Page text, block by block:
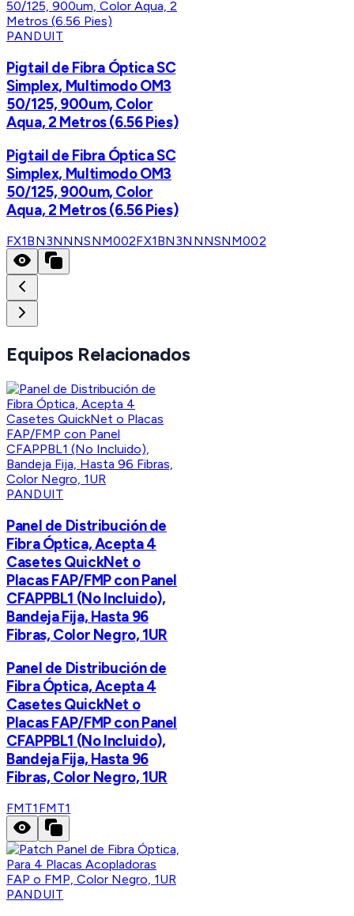
PANDUIT
Pigtail de Fibra Óptica SC
Simplex, Multimodo OM3
50/125, 900um, Color
Aqua, 2 Metros (6.56 Pies)
Pigtail de Fibra Óptica SC
Simplex, Multimodo OM3
50/125, 900um, Color
Aqua, 2 Metros (6.56 Pies)
FX1BN3NNNSNM002FX1BN3NNNSNM002
Equipos Relacionados
PANDUIT
Panel de Distribución de
Fibra Óptica, Acepta 4
Casetes QuickNet o
Placas FAP/FMP con Panel
CFAPPBL1 (No Incluido),
Bandeja Fija, Hasta 96
Fibras, Color Negro, 1UR
Panel de Distribución de
Fibra Óptica, Acepta 4
Casetes QuickNet o
Placas FAP/FMP con Panel
CFAPPBL1 (No Incluido),
Bandeja Fija, Hasta 96
Fibras, Color Negro, 1UR
FMT1 FMT1
PANDUIT